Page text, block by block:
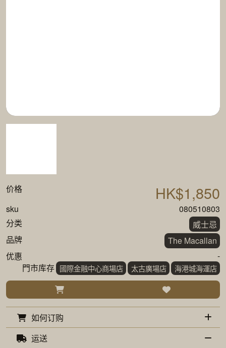
价格 HK$1,850
sku
080510803
分类
威士忌
品牌
The Macallan
优惠
-
門市库存 國際金融中心商場店 太古廣場店 海港城海運店
如何订购
运送